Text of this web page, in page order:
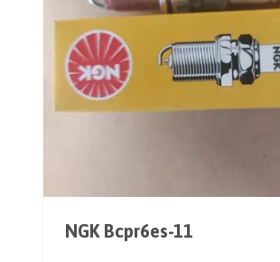
NGK Bcpr6es-11